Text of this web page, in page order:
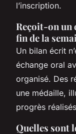
l’inscription.
Reçoit-on un
fin de la
Un bilan écrit
échange oral
organisé. Des
une médaille,
progrès
Quelles sont